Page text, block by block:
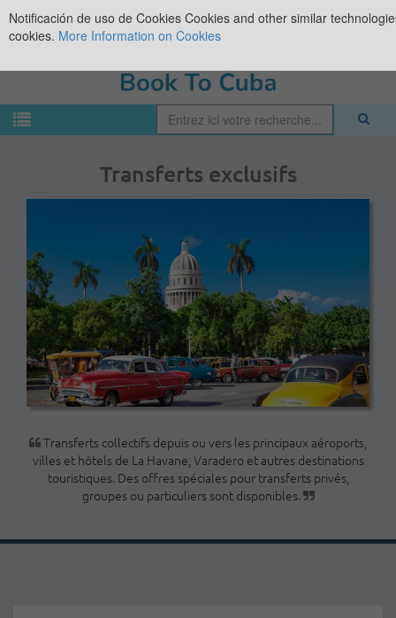
Transferts exclusifs
Transferts collectifs depuis ou vers les principaux aéroports,
villes et hôtels de La Havane, Varadero et autres destinations
touristiques. Des offres spéciales pour transferts privés,
groupes ou particuliers sont disponibles.
Notificación de uso de Cookies Cookies and other similar
cookies. More Information on Cookies